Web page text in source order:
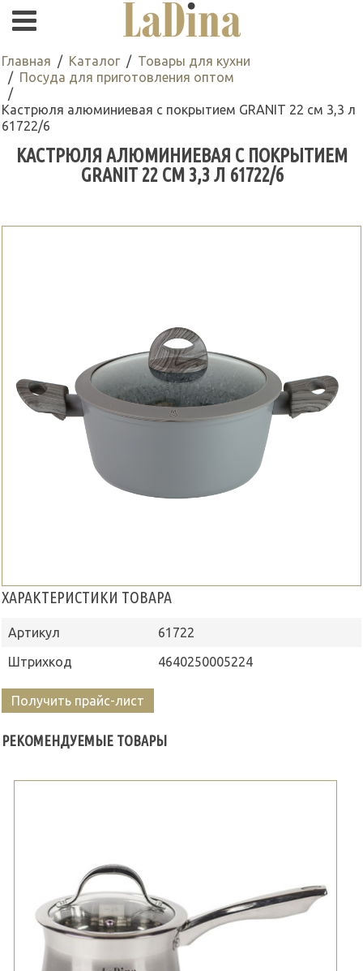
Главная Каталог
Товары для кухни
Посуда для приготовления оптом
Кастрюля алюминиевая с покрытием GRANIT 22 см 3,3 л
61722/6
КАСТРЮЛЯ АЛЮМИНИЕВАЯ С ПОКРЫТИЕМ
GRANIT 22 СМ 3,3 Л 61722/6
ХАРАКТЕРИСТИКИ ТОВАРА
Артикул
61722
Штрихкод
4640250005224
Получить прайс-лист
РЕКОМЕНДУЕМЫЕ ТОВАРЫ